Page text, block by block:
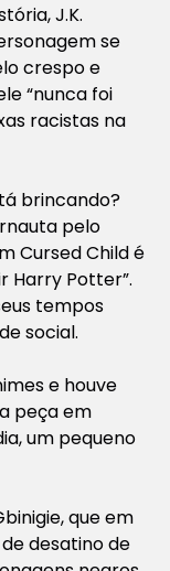
J.K.
se
crespo e
“nunca foi
racistas na
brincando?
pelo
Cursed Child é
Harry Potter”.
tempos
social.
e houve
peça em
um pequeno
que em
desatino de